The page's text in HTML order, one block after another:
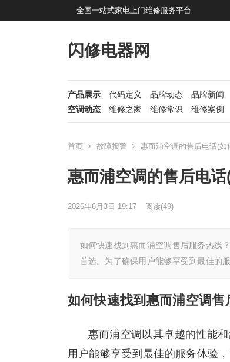
全国一站式家电上门维修服务平台
闪修电器网
产品展示 代码定义 品牌动态 品牌新闻
空调动态
维修之家 维修常识 维修案例
首页 故障报警 惠而浦空调的售后电话(
惠而浦空调的售后电
2026年6月3日 19:17 阅读(49)
如何快速找到惠而浦空调售后服务热线
首选。为了确保用户能够享受到最佳的
如何快速找到惠而浦空调售
惠而浦空调以其卓越的性能
用户能够享受到最佳的服务体验